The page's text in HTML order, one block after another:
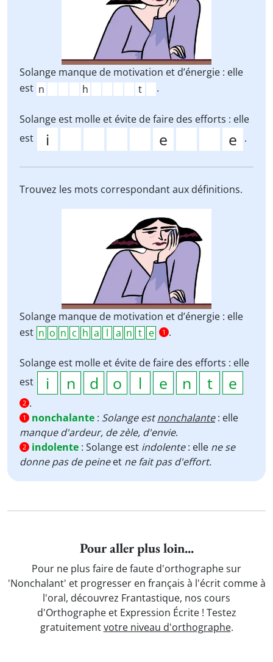
Solange manque de motivation et d’énergie : elle
est
.
Solange est molle et évite de faire des efforts : elle
est
.
Trouvez les mots correspondant aux définitions.
Solange manque de motivation et d’énergie : elle
est
1 .
Solange est molle et évite de faire des efforts : elle
est
2 .
1 nonchalante : Solange estnonchalante: elle
manque d'ardeur, de zèle, d'envie.
2 indolente : Solange est indolente: elle ne se
donne pas de peineet ne fait pas d'effort.
Pour aller plus loin...
Pour ne plus faire de faute d'orthographe sur
'Nonchalant' et progresser en français à l'écrit comme à
l'oral, découvrez Frantastique, nos cours
d'Orthographe et Expression Écrite ! Testez
gratuitementvotre niveau d'orthographe.